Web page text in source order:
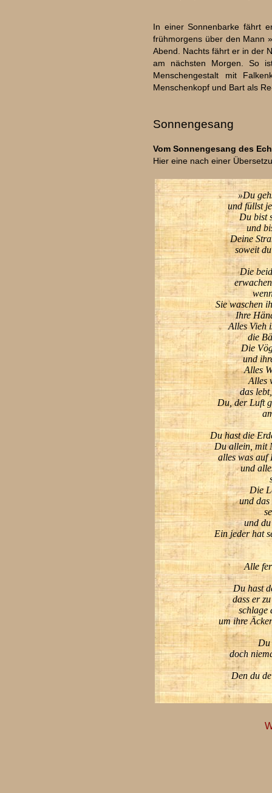
In einer Sonnenbarke fährt
frühmorgens über den Mann
Abend. Nachts fährt er in der
am nächsten Morgen. So
Menschengestalt mit
Menschenkopf und Bart als
Sonnengesang
Vom Sonnengesang des
Hier eine nach einer
»Du
und füllst
Du bist
und
Deine
soweit
Die
Sie waschen
Ihre
Alles Vieh
die
Die
und
Alles
Alles
das
Du, der Luft
Du hast die
Du allein, mit
alles was auf
und
Die
und
und
Ein jeder hat
Alle
Du hast
dass er
schlage
um ihre
Du
doch
Den du